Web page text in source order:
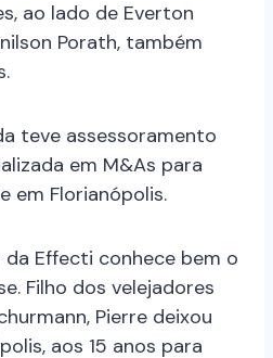
ao lado de Everton
Porath, também
teve assessoramento
em M&As para
em Florianópolis.
Effecti conhece bem o
Filho dos velejadores
Pierre deixou
aos 15 anos para